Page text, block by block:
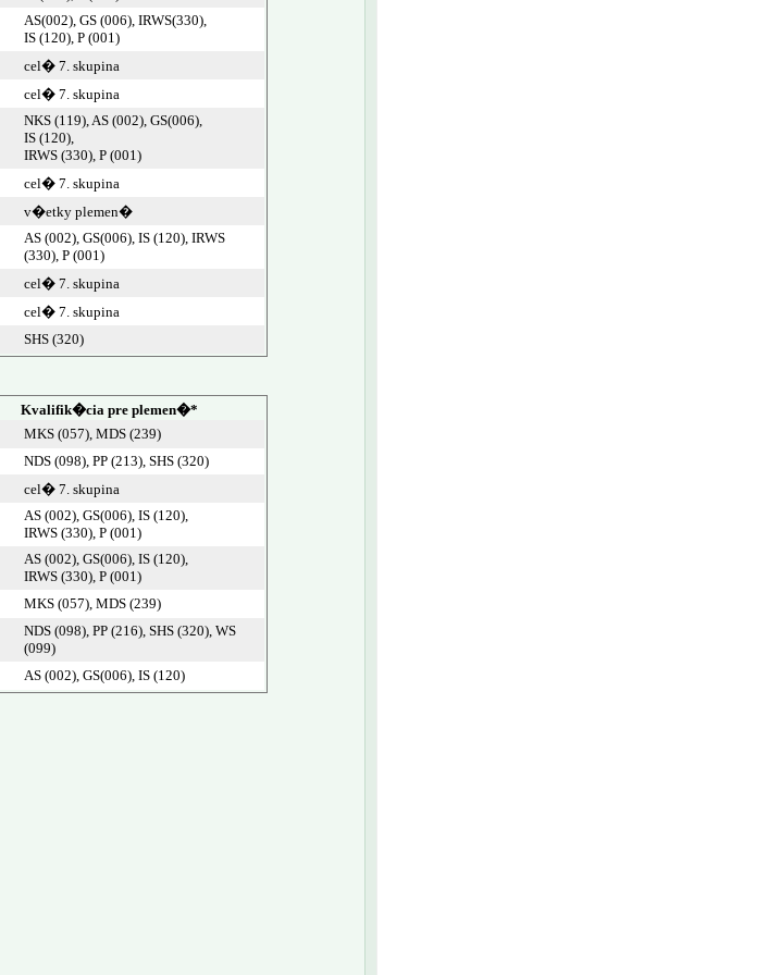
AS(002), GS (006), IRWS(330),
IS (120), P (001)
cel� 7. skupina
cel� 7. skupina
NKS (119), AS (002), GS(006),
IS (120),
IRWS (330), P (001)
cel� 7. skupina
v�etky plemen�
AS (002), GS(006), IS (120), IRWS
(330), P (001)
cel� 7. skupina
cel� 7. skupina
SHS (320)
Kvalifik�cia pre plemen�*
MKS (057), MDS (239)
NDS (098), PP (213), SHS (320)
cel� 7. skupina
AS (002), GS(006), IS (120),
IRWS (330), P (001)
AS (002), GS(006), IS (120),
IRWS (330), P (001)
MKS (057), MDS (239)
NDS (098), PP (216), SHS (320), WS
(099)
AS (002), GS(006), IS (120)